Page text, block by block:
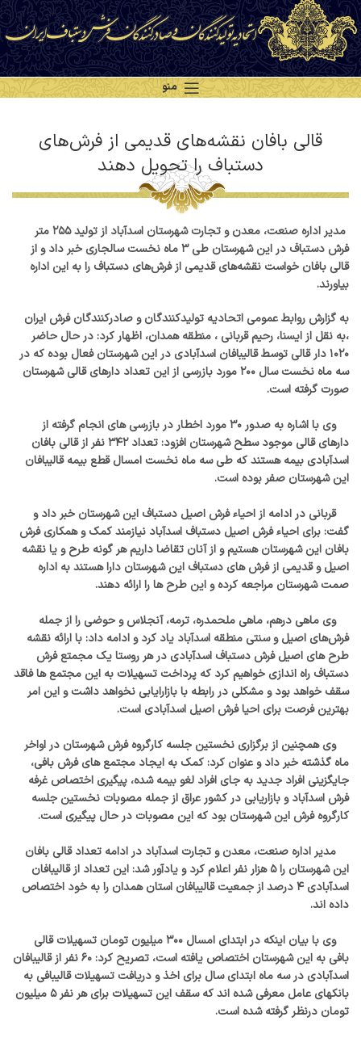
منو
قالی بافان نقشه‌های قدیمی از فرش‌های
دستباف را تحویل دهند
مدیر اداره صنعت، معدن و تجارت شهرستان اسدآباد از تولید ۲۵۵ متر
فرش دستباف در این شهرستان طی ۳ ماه نخست سالجاری خبر داد و از
قالی بافان خواست نقشه‌های قدیمی از فرش‌های دستباف را به این اداره
بیاورند.
به گزارش روابط عمومی اتحادیه تولیدکنندگان و صادرکنندگان فرش ایران
،به نقل از ایسنا، رحیم قربانی ، منطقه همدان، اظهار کرد: در حال حاضر
۱۰۲۰ دار قالی توسط قالیبافان اسدآبادی در این شهرستان فعال بوده که در
سه ماه نخست سال ۲۰۰ مورد بازرسی از این تعداد دارهای قالی شهرستان
صورت گرفته است.
وی با اشاره به صدور ۳۰ مورد اخطار در بازرسی های انجام گرفته از
دارهای قالی موجود سطح شهرستان افزود: تعداد ۳۴۲ نفر از قالی بافان
اسدآبادی بیمه هستند که طی سه ماه نخست امسال قطع بیمه قالیبافان
این شهرستان صفر بوده است.
قربانی در ادامه از احیاء فرش اصیل دستباف این شهرستان خبر داد و
گفت: برای احیاء فرش اصیل دستباف اسدآباد نیازمند کمک و همکاری فرش
بافان این شهرستان هستیم و از آنان تقاضا داریم هر گونه طرح و یا نقشه
اصیل و قدیمی از فرش های دستباف این شهرستان دارا هستند به اداره
صمت شهرستان مراجعه کرده و این طرح ها را ارائه دهند.
وی ماهی درهم، ماهی ملحمدره، ترمه، آنجلاس و حوضی را از جمله
فرش‌های اصیل و سنتی منطقه اسدآباد یاد کرد و ادامه داد: با ارائه نقشه
طرح های اصیل فرش دستباف اسدآبادی در هر روستا یک مجمتع فرش
دستباف راه اندازی خواهیم کرد که پرداخت تسهیلات به این مجتمع ها فاقد
سقف خواهد بود و مشکلی در رابطه با بازارایابی نخواهد داشت و این امر
بهترین فرصت برای احیا فرش اصیل اسدآبادی است.
وی همچنین از برگزاری نخستین جلسه کارگروه فرش شهرستان در اواخر
ماه گذشته خبر داد و عنوان کرد: کمک به ایجاد مجتمع های فرش بافی،
جایگزینی افراد جدید به جای افراد لغو بیمه شده، پیگیری اختصاص غرفه
فرش اسدآباد و بازاریابی در کشور عراق از جمله مصوبات نخستین جلسه
کارگروه فرش این شهرستان بود که این مصوبات در حال پیگیری است.
مدیر اداره صنعت، معدن و تجارت اسدآباد در ادامه تعداد قالی بافان
این شهرستان را ۵ هزار نفر اعلام کرد و یادآور شد: این تعداد از قالیبافان
اسدآبادی ۴ درصد از جمعیت قالیبافان استان همدان را به خود اختصاص
داده اند.
وی با بیان اینکه در ابتدای امسال ۳۰۰ میلیون تومان تسهیلات قالی
بافی به این شهرستان اختصاص یافته است، تصریح کرد: ۶۰ نفر از قالیبافان
اسدآبادی در سه ماه ابتدای سال برای اخذ و دریافت تسهیلات قالیبافی به
بانکهای عامل معرفی شده اند که سقف این تسهیلات برای هر نفر ۵ میلیون
تومان درنظر گرفته شده است.